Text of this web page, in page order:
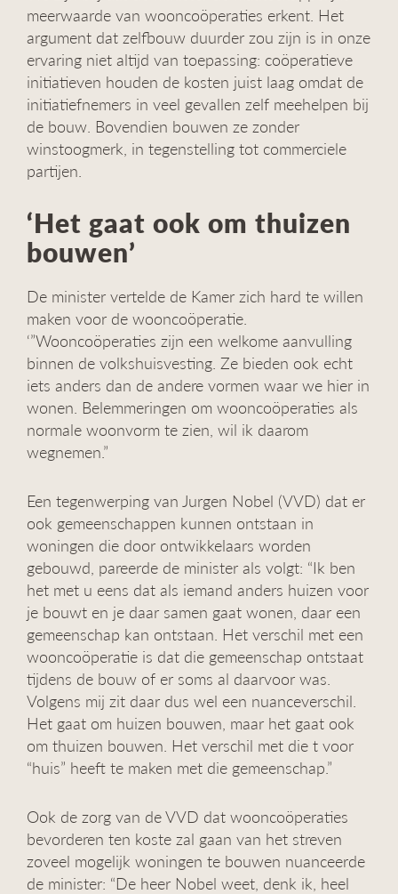
meerwaarde van wooncoöperaties erkent. Het
argument dat zelfbouw duurder zou zijn is in onze
ervaring niet altijd van toepassing: coöperatieve
initiatieven houden de kosten juist laag omdat de
initiatiefnemers in veel gevallen zelf meehelpen bij
de bouw. Bovendien bouwen ze zonder
winstoogmerk, in tegenstelling tot commerciele
partijen.
‘Het gaat ook om thuizen
bouwen’
De minister vertelde de Kamer zich hard te willen
maken voor de wooncoöperatie.
‘”Wooncoöperaties zijn een welkome aanvulling
binnen de volkshuisvesting. Ze bieden ook echt
iets anders dan de andere vormen waar we hier in
wonen. Belemmeringen om wooncoöperaties als
normale woonvorm te zien, wil ik daarom
wegnemen.”
Een tegenwerping van Jurgen Nobel (VVD) dat er
ook gemeenschappen kunnen ontstaan in
woningen die door ontwikkelaars worden
gebouwd, pareerde de minister als volgt: “Ik ben
het met u eens dat als iemand anders huizen voor
je bouwt en je daar samen gaat wonen, daar een
gemeenschap kan ontstaan. Het verschil met een
wooncoöperatie is dat die gemeenschap ontstaat
tijdens de bouw of er soms al daarvoor was.
Volgens mij zit daar dus wel een nuanceverschil.
Het gaat om huizen bouwen, maar het gaat ook
om thuizen bouwen. Het verschil met die t voor
“huis” heeft te maken met die gemeenschap.”
Ook de zorg van de VVD dat wooncoöperaties
bevorderen ten koste zal gaan van het streven
zoveel mogelijk woningen te bouwen nuanceerde
de minister: “De heer Nobel weet, denk ik, heel